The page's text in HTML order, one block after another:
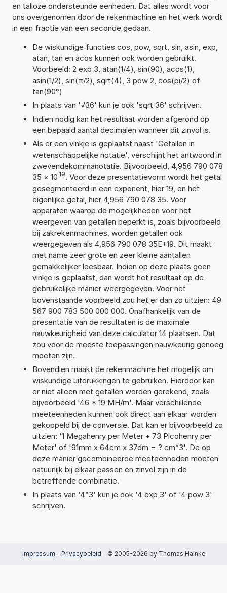
en talloze ondersteunde eenheden. Dat alles wordt voor
ons overgenomen door de rekenmachine en het werk wordt
in een fractie van een seconde gedaan.
De wiskundige functies cos, pow, sqrt, sin, asin, exp,
atan, tan en acos kunnen ook worden gebruikt.
Voorbeeld: 2 exp 3, atan(1/4), sin(90), acos(1),
asin(1/2), sin(π/2), sqrt(4), 3 pow 2, cos(pi/2) of
tan(90°)
In plaats van '√36' kun je ook 'sqrt 36' schrijven.
Indien nodig kan het resultaat worden afgerond op
een bepaald aantal decimalen wanneer dit zinvol is.
Als er een vinkje is geplaatst naast 'Getallen in
wetenschappelijke notatie', verschijnt het antwoord in
zwevendekommanotatie. Bijvoorbeeld, 4,956 790 078
35 × 10 19. Voor deze presentatievorm wordt het getal
gesegmenteerd in een exponent, hier 19, en het
eigenlijke getal, hier 4,956 790 078 35. Voor
apparaten waarop de mogelijkheden voor het
weergeven van getallen beperkt is, zoals bijvoorbeeld
bij zakrekenmachines, worden getallen ook
weergegeven als 4,956 790 078 35E+19. Dit maakt
met name zeer grote en zeer kleine aantallen
gemakkelijker leesbaar. Indien op deze plaats geen
vinkje is geplaatst, dan wordt het resultaat op de
gebruikelijke manier weergegeven. Voor het
bovenstaande voorbeeld zou het er dan zo uitzien: 49
567 900 783 500 000 000. Onafhankelijk van de
presentatie van de resultaten is de maximale
nauwkeurigheid van deze calculator 14 plaatsen. Dat
zou voor de meeste toepassingen nauwkeurig genoeg
moeten zijn.
Bovendien maakt de rekenmachine het mogelijk om
wiskundige uitdrukkingen te gebruiken. Hierdoor kan
er niet alleen met getallen worden gerekend, zoals
bijvoorbeeld '46 * 19 MH/m'. Maar verschillende
meeteenheden kunnen ook direct aan elkaar worden
gekoppeld bij de conversie. Dat kan er bijvoorbeeld zo
uitzien: '1 Megahenry per Meter + 73 Picohenry per
Meter' of '91mm x 64cm x 37dm = ? cm^3'. De op
deze manier gecombineerde meeteenheden moeten
natuurlijk bij elkaar passen en zinvol zijn in de
betreffende combinatie.
In plaats van '4^3' kun je ook '4 exp 3' of '4 pow 3'
schrijven.
Impressum - Privacybeleid - © 2005-2026 by Thomas Hainke